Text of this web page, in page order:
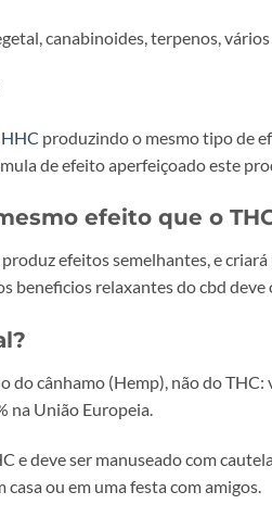
canabinoides, terpenos,
HHC produzindo o mesmo tipo de
de efeito aperfeiçoado este
efeito que o
efeitos semelhantes, e
beneficios relaxantes do cbd
do cânhamo (Hemp), não do
na União Europeia.
e deve ser manuseado com
ou em uma festa com amigos.